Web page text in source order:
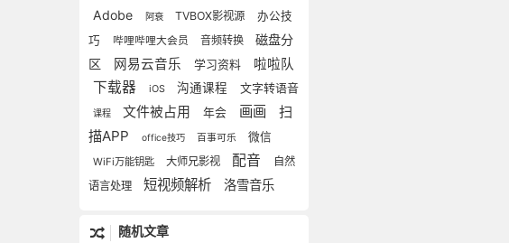
Adobe 阿衰 TVBOX影视源
办公技
巧
哔哩哔哩大会员 音频转换
磁盘分
区
网易云音乐 学习资料 啦啦队
下载器 iOS 沟通课程 文字转语音
课程 文件被占用 年会 画画
扫
描APP
office技巧 百事可乐 微信
WiFi万能钥匙 大师兄影视 配音
自然
语言处理
短视频解析 洛雪音乐
随机文章